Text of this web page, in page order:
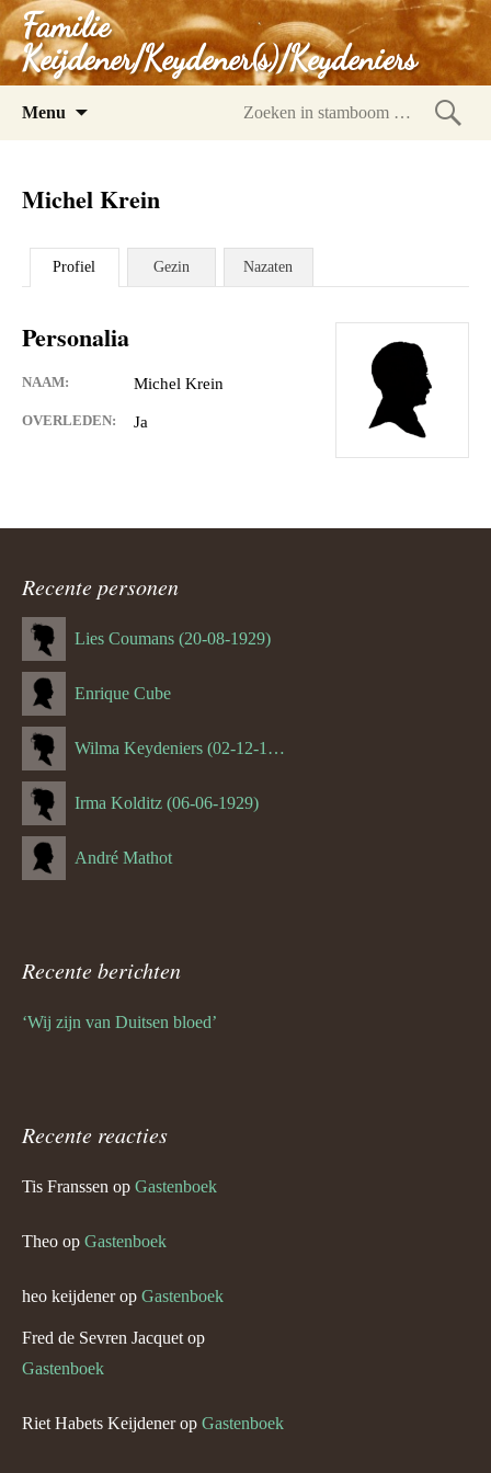
Familie
Keijdener/Keydener(s)/Keydeniers
Menu
Michel Krein
Profiel Gezin Nazaten
Personalia
NAAM: Michel Krein
OVERLEDEN: Ja
Recente personen
Lies Coumans (20-08-1929)
Enrique Cube
Wilma Keydeniers (02-12-1953)
Irma Kolditz (06-06-1929)
André Mathot
Recente berichten
‘Wij zijn van Duitsen bloed’
Recente reacties
Tis Franssen op Gastenboek
Theo op Gastenboek
heo keijdenerop Gastenboek
Fred de Sevren Jacquet op
Gastenboek
Riet Habets Keijdenerop Gastenboek